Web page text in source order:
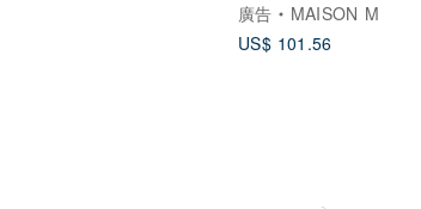
廣告
MAISON M
US$ 101.56